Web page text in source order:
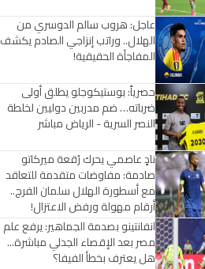
عاجل: هروب سالم الدوسري من
الهلال.. وراتب إنزاجي الصادم يكشف
المفاجأة الحقيقية!
حصرياً: بوستيكوجلو يطلق أولى
ضرباته… ضم مدربين دوليين لخلطة
النصر السرية - الرياض مباشر
نادٍ عاصمي يحرك رُقعة ميركاتو
صادمة: مفاوضات متقدمة للتعاقد
مع أسطورة الهلال سلمان الفرج..
أرقام مهولة ورفض الاعتزال!
انفانتينو بصدمة الجماهير: يرفع علم
مصر بعد الإقصاء الجدلي مباشرة...
هل يعترف بخطأ الفيفا؟